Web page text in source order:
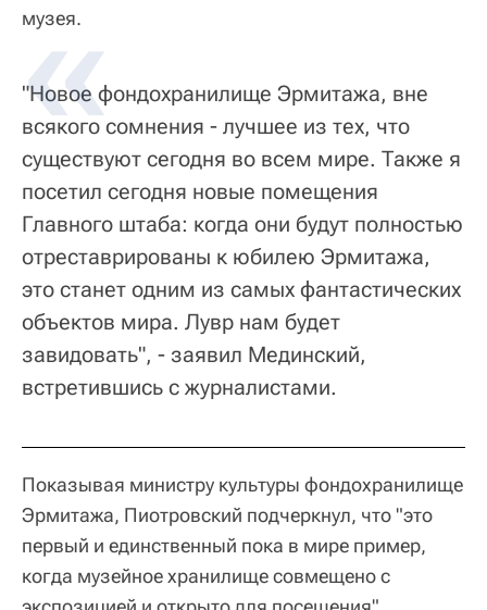
музея.
"Новое фондохранилище Эрмитажа, вне
всякого сомнения - лучшее из тех, что
существуют сегодня во всем мире. Также я
посетил сегодня новые помещения
Главного штаба: когда они будут полностью
отреставрированы к юбилею Эрмитажа,
это станет одним из самых фантастических
объектов мира. Лувр нам будет
завидовать", - заявил Мединский,
встретившись с журналистами.
Показывая министру культуры фондохранилище
Эрмитажа, Пиотровский подчеркнул, что "это
первый и единственный пока в мире пример,
когда музейное хранилище совмещено с